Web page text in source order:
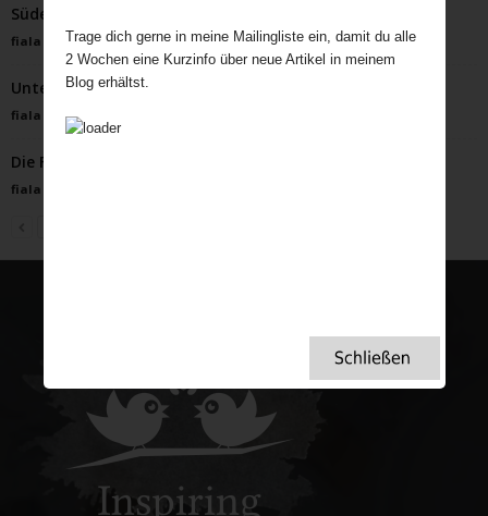
Süden
fiala Mai 10, 2025
Unterwegs auf dem Cotswold Way – ein Wanderbericht
fiala Oktober 18, 2025
Die Faszination der britischen Strandhütten
fiala
Trage dich gerne in meine Mailingliste ein, damit du alle
2 Wochen eine Kurzinfo über neue Artikel in meinem
Blog erhältst.